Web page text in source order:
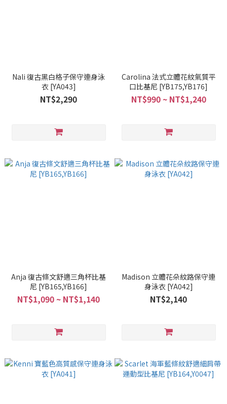
Nali 復古黑白格子保守連身泳
衣 [YA043]
NT$2,290
Carolina 法式立體花紋氣質平
口比基尼 [YB175,YB176]
NT$990 ~ NT$1,240
Anja 復古條文舒適三角杯比基
尼 [YB165,YB166]
NT$1,090 ~ NT$1,140
Madison 立體花朵紋路保守連
身泳衣 [YA042]
NT$2,140